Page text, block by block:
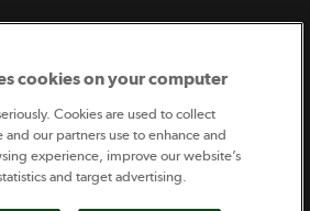
est publié par Sollio Groupe Coopératif.
d’information de la coopération agricole
cookies on your computer
Cookies are used to collect
our partners use to enhance and
experience, improve our website’s
and target advertising.